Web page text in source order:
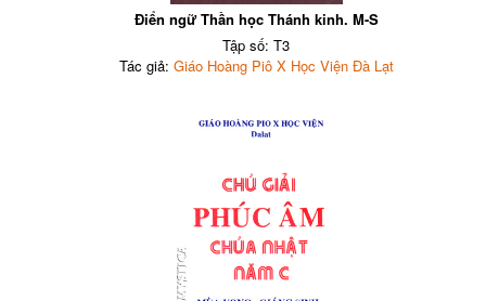
Điển ngữ Thần học Thánh kinh. M-S
Tập số: T3
Tác giả: Giáo Hoàng Piô X Học Viện Đà Lạt